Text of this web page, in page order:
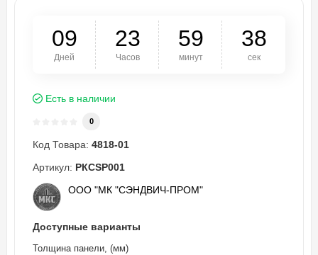
09
Дней
23
Часов
59
минут
38
сек
Есть в наличии
0
Код Товара: 4818-01
Артикул: PКCSP001
ООО "МК "СЭНДВИЧ-ПРОМ"
Доступные варианты
Толщина панели, (мм)